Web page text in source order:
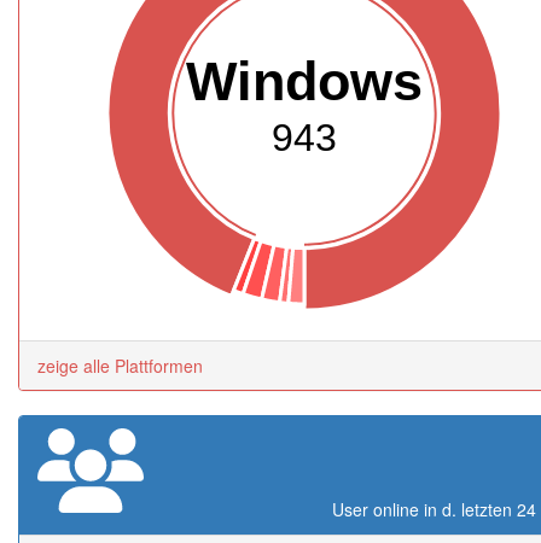
Windows
943
zeige alle Plattformen
User online in d. letzten 24